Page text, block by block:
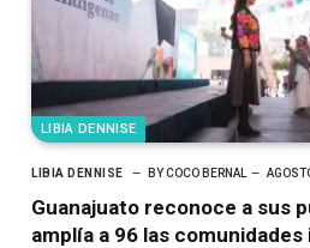
LIBIA DENNISE
LIBIA DENNISE BY COCO BERNAL
Guanajuato reconoce a sus
amplía a 96 las